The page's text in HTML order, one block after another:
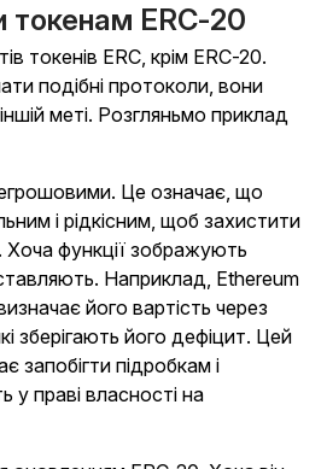
токенам ERC-20
токенів ERC, крім ERC-20.
подібні протоколи, вони
меті. Розгляньмо приклад
Це означає, що
і рідкісним, щоб захистити
Хоча функції зображують
Наприклад, Ethereum
його вартість через
зберігають його дефіцит. Цей
запобігти підробкам і
у праві власності на